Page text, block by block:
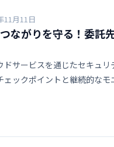
11月11日
つながりを守る！委託
ドサービスを通じたセキュリ
ェックポイントと継続的な